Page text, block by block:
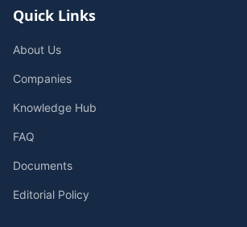
Quick Links
About Us
Companies
Knowledge Hub
FAQ
Documents
Editorial Policy